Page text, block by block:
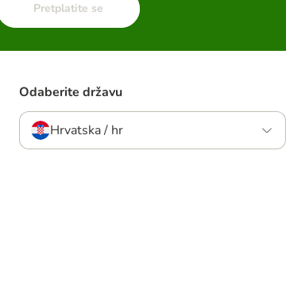
Pretplatite se
Odaberite državu
Hrvatska / hr